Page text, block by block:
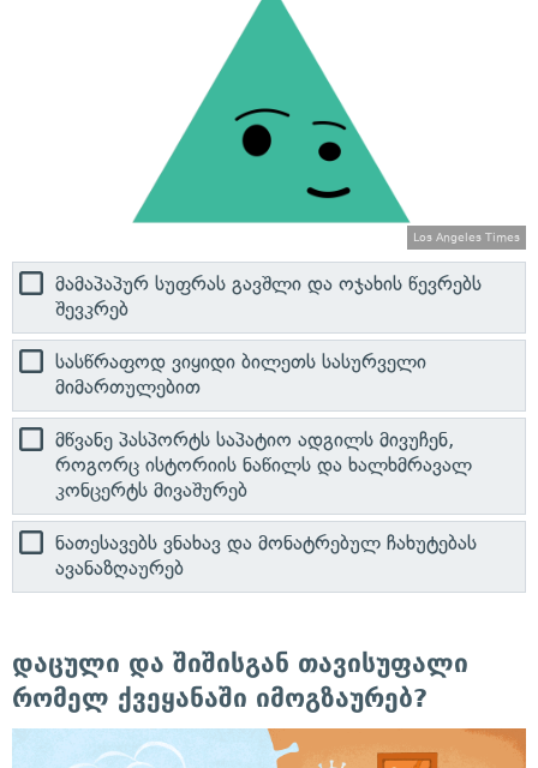
Los Angeles Times
მამაპაპურ სუფრას გავშლი და ოჯახის წევრებს
შევკრებ
სასწრაფოდ ვიყიდი ბილეთს სასურველი
მიმართულებით
მწვანე პასპორტს საპატიო ადგილს მივუჩენ,
როგორც ისტორიის ნაწილს და ხალხმრავალ
კონცერტს მივაშურებ
ნათესავებს ვნახავ და მონატრებულ ჩახუტებას
ავანაზღაურებ
დაცული და შიშისგან თავისუფალი
რომელ ქვეყანაში იმოგზაურებ?